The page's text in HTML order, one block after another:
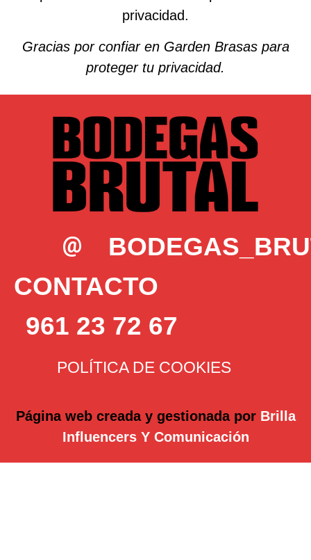
privacidad.
Gracias por confiar en Garden Brasas para
proteger tu privacidad.
@
CONTACTO
961 23 72 67
POLÍTICA DE COOKIES
Página web creada y gestionada por Brilla
Influencers Y Comunicación